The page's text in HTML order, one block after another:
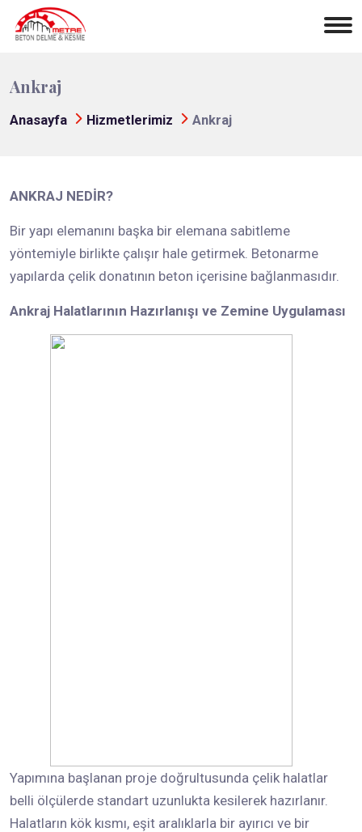
Ankraj
Anasayfa Hizmetlerimiz Ankraj
ANKRAJ NEDİR?
Bir yapı elemanını başka bir elemana sabitleme
yöntemiyle birlikte çalışır hale getirmek. Betonarme
yapılarda çelik donatının beton içerisine bağlanmasıdır.
Ankraj Halatlarının Hazırlanışı ve Zemine Uygulaması
Yapımına başlanan proje doğrultusunda çelik halatlar
belli ölçülerde standart uzunlukta kesilerek hazırlanır.
Halatların kök kısmı, eşit aralıklarla bir ayırıcı ve bir